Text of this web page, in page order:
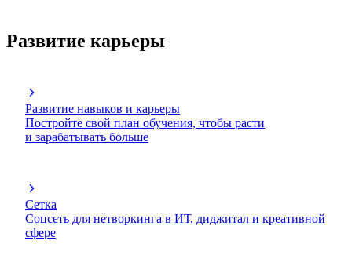
Развитие карьеры
Развитие навыков и карьеры
Постройте свой план обучения, чтобы расти
и зарабатывать больше
Сетка
Соцсеть для нетворкинга в ИТ, диджитал и креативной
сфере